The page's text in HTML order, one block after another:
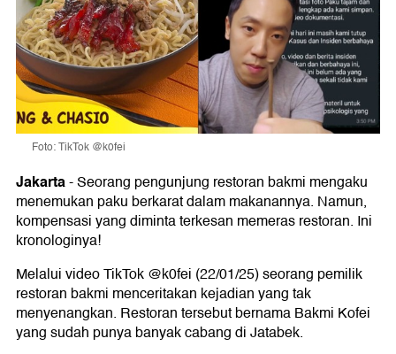
Foto: TikTok @k0fei
Jakarta-Seorang pengunjung restoran bakmi mengaku
menemukan paku berkarat dalam makanannya. Namun,
kompensasi yang diminta terkesan memeras restoran. Ini
kronologinya!
Melalui video TikTok @k0fei (22/01/25) seorang pemilik
restoran bakmi menceritakan kejadian yang tak
menyenangkan. Restoran tersebut bernama Bakmi Kofei
yang sudah punya banyak cabang di Jatabek.